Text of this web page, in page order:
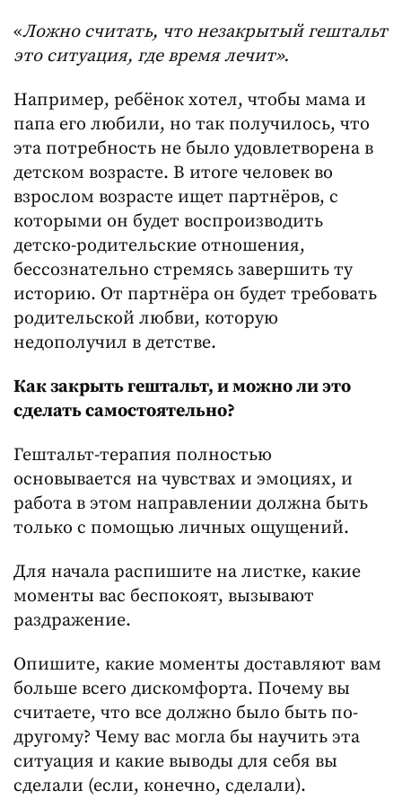
«Ложно считать, что незакрытый гештальт
это ситуация, где время лечит».
Например, ребёнок хотел, чтобы мама и
папа его любили, но так получилось, что
эта потребность не было удовлетворена в
детском возрасте. В итоге человек во
взрослом возрасте ищет партнёров, с
которыми он будет воспроизводить
детско-родительские отношения,
бессознательно стремясь завершить ту
историю. От партнёра он будет требовать
родительской любви, которую
недополучил в детстве.
Как закрыть гештальт, и можно ли это
сделать самостоятельно?
Гештальт-терапия полностью
основывается на чувствах и эмоциях, и
работа в этом направлении должна быть
только с помощью личных ощущений.
Для начала распишите на листке, какие
моменты вас беспокоят, вызывают
раздражение.
Опишите, какие моменты доставляют вам
больше всего дискомфорта. Почему вы
считаете, что все должно было быть по-
другому? Чему вас могла бы научить эта
ситуация и какие выводы для себя вы
сделали (если, конечно, сделали).